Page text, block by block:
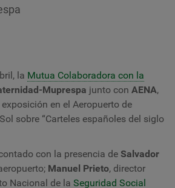
la Mutua Colaboradora con la
Muprespa junto con AENA,
en el Aeropuerto de
sobre “Carteles españoles del siglo
con la presencia de Salvador
Manuel Prieto, director
Nacional de la Seguridad Social